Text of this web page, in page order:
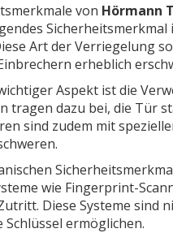
von Hörmann
Art der Verriegelung
erheblich
Aspekt ist die
tragen dazu bei, die Tür
sind zudem mit
wie Fingerprint-
Diese Systeme sind
ermöglichen.